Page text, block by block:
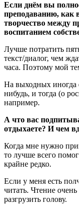
Если днём вы
преподаванию, как
творчество между
воспитанием
Лучше потратить
текст/диалог, чем
часа. Поэтому мой
На выходных иногда
нибудь, и тогда (о
например.
А что вас
отдыхаете? И чем
Когда мне нужно
то лучше всего
крайне редко.
Если у меня есть
читать. Чтение
разгрузить голову.